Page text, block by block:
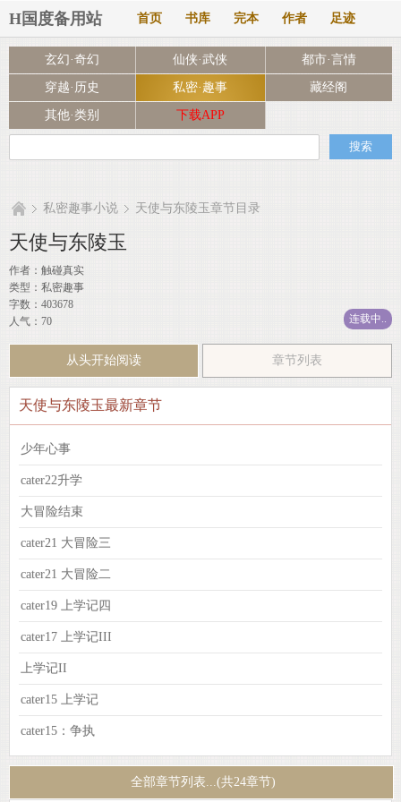
H国度备用站 首页 书库 完本 作者 足迹
玄幻·奇幻 仙侠·武侠 都市·言情
穿越·历史 私密·趣事 藏经阁
其他·类别 下载APP
私密趣事小说 天使与东陵玉章节目录
天使与东陵玉
作者： 触碰真实
类型：私密趣事
字数：403678
人气：70
连载中..
从头开始阅读 章节列表
天使与东陵玉最新章节
少年心事
cater22升学
大冒险结束
cater21 大冒险三
cater21 大冒险二
cater19 上学记四
cater17 上学记III
上学记II
cater15 上学记
cater15：争执
全部章节列表...(共24章节)